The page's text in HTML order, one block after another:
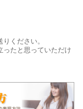
ください。
ったと思っていただけ